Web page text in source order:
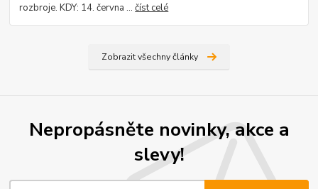
rozbroje. KDY: 14. června ...číst celé
Zobrazit všechny články
Nepropásněte novinky, akce a
slevy!